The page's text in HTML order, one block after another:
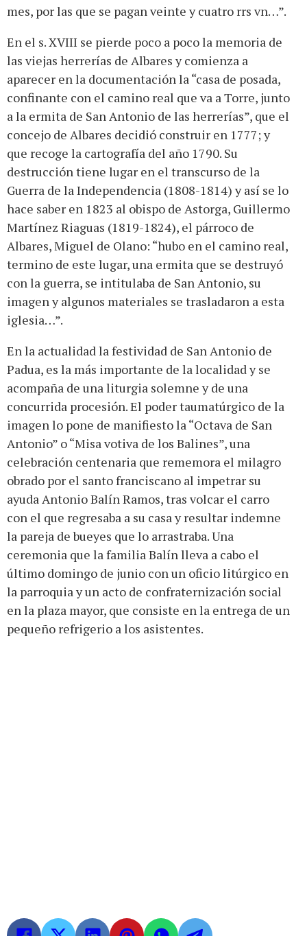
mes, por las que se pagan veinte y cuatro rrs vn…”.
En el s. XVIII se pierde poco a poco la memoria de
las viejas herrerías de Albares y comienza a
aparecer en la documentación la “casa de posada,
confinante con el camino real que va a Torre, junto
a la ermita de San Antonio de las herrerías”, que el
concejo de Albares decidió construir en 1777; y
que recoge la cartografía del año 1790. Su
destrucción tiene lugar en el transcurso de la
Guerra de la Independencia (1808-1814) y así se lo
hace saber en 1823 al obispo de Astorga, Guillermo
Martínez Riaguas (1819-1824), el párroco de
Albares, Miguel de Olano: “hubo en el camino real,
termino de este lugar, una ermita que se destruyó
con la guerra, se intitulaba de San Antonio, su
imagen y algunos materiales se trasladaron a esta
iglesia…”.
En la actualidad la festividad de San Antonio de
Padua, es la más importante de la localidad y se
acompaña de una liturgia solemne y de una
concurrida procesión. El poder taumatúrgico de la
imagen lo pone de manifiesto la “Octava de San
Antonio” o “Misa votiva de los Balines”, una
celebración centenaria que rememora el milagro
obrado por el santo franciscano al impetrar su
ayuda Antonio Balín Ramos, tras volcar el carro
con el que regresaba a su casa y resultar indemne
la pareja de bueyes que lo arrastraba. Una
ceremonia que la familia Balín lleva a cabo el
último domingo de junio con un oficio litúrgico en
la parroquia y un acto de confraternización social
en la plaza mayor, que consiste en la entrega de un
pequeño refrigerio a los asistentes.